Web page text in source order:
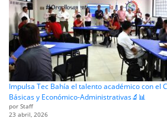
Impulsa Tec Bahía el talento académico con el
Básicas y Económico-Administrativas🔬📊
por Staff
23 abril, 2026